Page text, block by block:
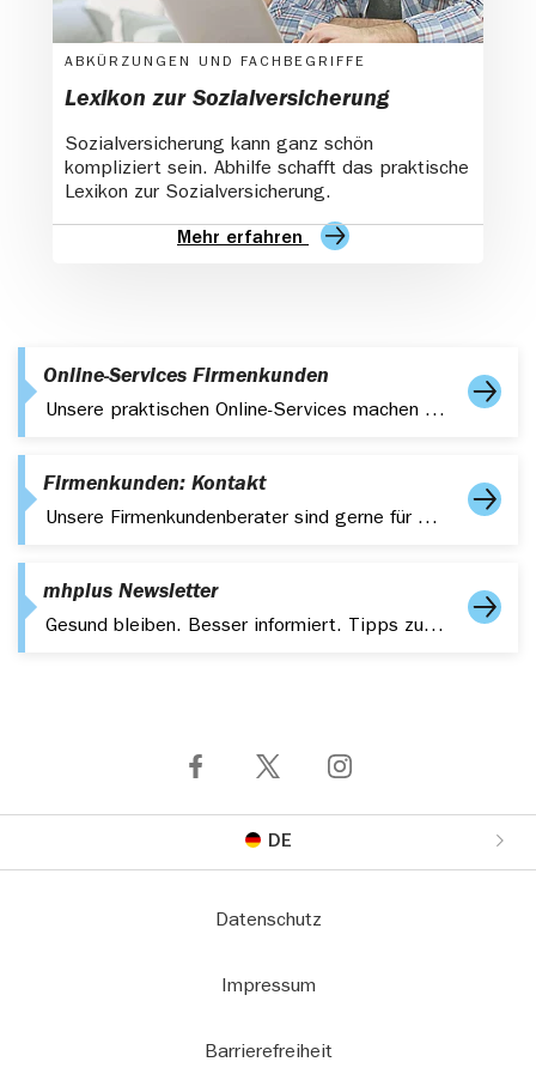
ABKÜRZUNGEN UND FACHBEGRIFFE
Lexikon zur Sozialversicherung
Sozialversicherung kann ganz schön
kompliziert sein. Abhilfe schafft das praktische
Lexikon zur Sozialversicherung.
Mehr erfahren
Online-Services Firmenkunden
Unsere praktischen Online-Services machen es Firmenkunden einfacher.
Firmenkunden: Kontakt
Unsere Firmenkundenberater sind gerne für Sie da. Nehme Sie jederzeit Kontakt zu uns auf: Per Telefon, E-Mail oder in einer unserer Geschäftsstellen.
mhplus Newsletter
Gesund bleiben. Besser informiert. Tipps zu Gesundheit, Fitness und aktuelle Themen – kompakt in Ihrem Postfach.
DE
Datenschutz
Impressum
Barrierefreiheit